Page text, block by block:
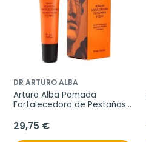
DR ARTURO ALBA
Arturo Alba Pomada
Fortalecedora de Pestañas
29,75 €